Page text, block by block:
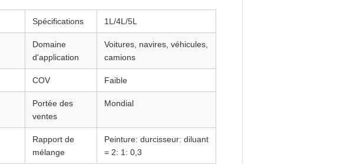
Spécifications 1L/4L/5L
Domaine
d'application
Voitures, navires, véhicules,
camions
COV Faible
Portée des
ventes
Mondial
Rapport de
mélange
Peinture: durcisseur: diluant
= 2: 1: 0,3